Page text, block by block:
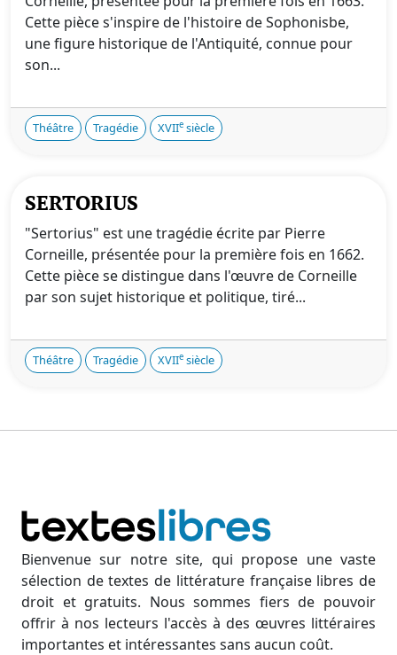
Cette pièce s'inspire de l'histoire de Sophonisbe,
une figure historique de l'Antiquité, connue pour
son...
Théâtre Tragédie XVIIe siècle
SERTORIUS
"Sertorius" est une tragédie écrite par Pierre
Corneille, présentée pour la première fois en 1662.
Cette pièce se distingue dans l'œuvre de Corneille
par son sujet historique et politique, tiré...
Théâtre Tragédie XVIIe siècle
Bienvenue sur notre site, qui propose une vaste
sélection de textes de littérature française libres de
droit et gratuits. Nous sommes fiers de pouvoir
offrir à nos lecteurs l'accès à des œuvres littéraires
importantes et intéressantes sans aucun coût.